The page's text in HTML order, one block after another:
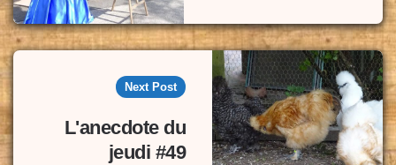
Next Post
L'anecdote du
jeudi #49